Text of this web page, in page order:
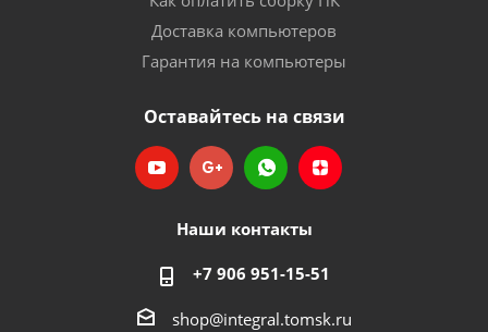
Доставка компьютеров
Гарантия на компьютеры
Оставайтесь на связи
Наши контакты
+7 906 951-15-51
shop@integral.tomsk.ru